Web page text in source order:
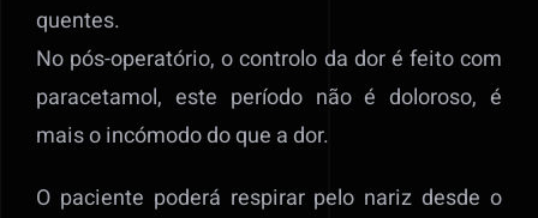
quentes.
No pós-operatório, o controlo da dor é feito com
paracetamol, este período não é doloroso, é
mais o incómodo do que a dor.
O paciente poderá respirar pelo nariz desde o